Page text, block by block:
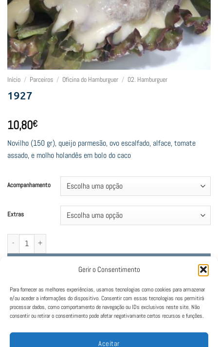
Gerir o Consentimento
Para fornecer as melhores experiências, usamos tecnologias como cookies para armazenar
e/ou aceder a informações do dispositivo. Consentir com essas tecnologias nos permitirá
processar dados, como comportamento de navegação ou IDs exclusivos neste site. Não
consentir ou retirar o consentimento pode afetar negativamante certos recursos e funções.
Aceitar
Início / Parceiros / Oficina do Hamburguer / 02. Hamburguer
1927
10,80€
Novilho (150 gr), queijo parmesão, ovo escalfado, alface, tomate
assado, e molho holandês em bolo do caco
Acompanhamento
Extras
Quantidade de 1927